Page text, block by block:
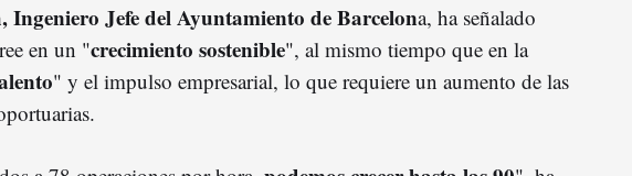
Ingeniero Jefe del Ayuntamiento de Barcelona, ha señalado
en un "crecimiento sostenible", al mismo tiempo que en la
" y el impulso empresarial, lo que requiere un aumento de las